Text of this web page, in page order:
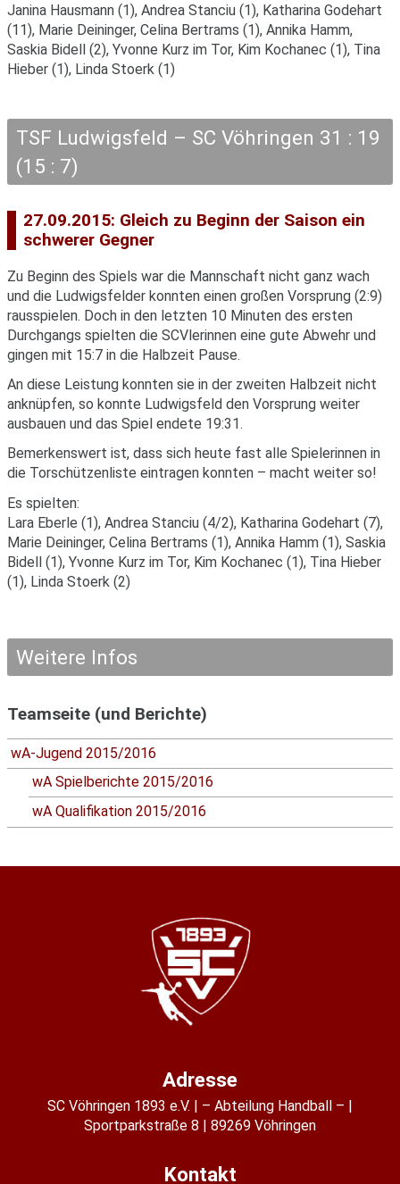
Janina Hausmann (1), Andrea Stanciu (1), Katharina Godehart
(11), Marie Deininger, Celina Bertrams (1), Annika Hamm,
Saskia Bidell (2), Yvonne Kurz im Tor, Kim Kochanec (1), Tina
Hieber (1), Linda Stoerk (1)
TSF Ludwigsfeld – SC Vöhringen 31 : 19
(15 : 7)
27.09.2015: Gleich zu Beginn der Saison ein
schwerer Gegner
Zu Beginn des Spiels war die Mannschaft nicht ganz wach
und die Ludwigsfelder konnten einen großen Vorsprung (2:9)
rausspielen. Doch in den letzten 10 Minuten des ersten
Durchgangs spielten die SCVlerinnen eine gute Abwehr und
gingen mit 15:7 in die Halbzeit Pause.
An diese Leistung konnten sie in der zweiten Halbzeit nicht
anknüpfen, so konnte Ludwigsfeld den Vorsprung weiter
ausbauen und das Spiel endete 19:31.
Bemerkenswert ist, dass sich heute fast alle Spielerinnen in
die Torschützenliste eintragen konnten – macht weiter so!
Es spielten:
Lara Eberle (1), Andrea Stanciu (4/2), Katharina Godehart (7),
Marie Deininger, Celina Bertrams (1), Annika Hamm (1), Saskia
Bidell (1), Yvonne Kurz im Tor, Kim Kochanec (1), Tina Hieber
(1), Linda Stoerk (2)
Weitere Infos
Teamseite (und Berichte)
wA-Jugend 2015/2016
wA Spielberichte 2015/2016
wA Qualifikation 2015/2016
Adresse
SC Vöhringen 1893 e.V.
– Abteilung Handball –
Sportparkstraße 8
89269 Vöhringen
Kontakt